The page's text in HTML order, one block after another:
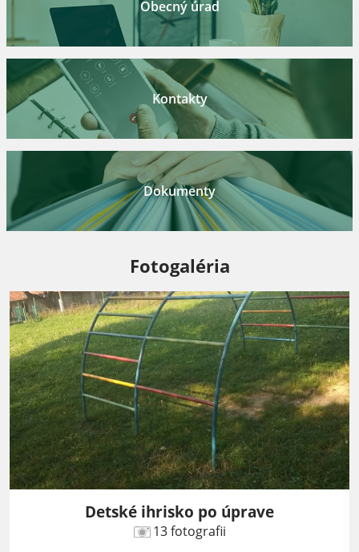
Obecný úrad
Kontakty
Dokumenty
Fotogaléria
Detské ihrisko po úprave
13 fotografii